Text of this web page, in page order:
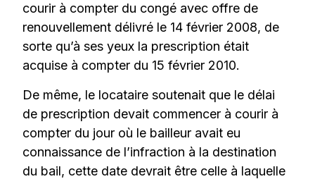
courir à compter du congé avec offre de
renouvellement délivré le 14 février 2008, de
sorte qu’à ses yeux la prescription était
acquise à compter du 15 février 2010.
De même, le locataire soutenait que le délai
de prescription devait commencer à courir à
compter du jour où le bailleur avait eu
connaissance de l’infraction à la destination
du bail, cette date devrait être celle à laquelle